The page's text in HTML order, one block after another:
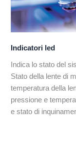
Indicatori led
Indica lo stato del
Stato della lente di
temperatura della
pressione e
e stato di